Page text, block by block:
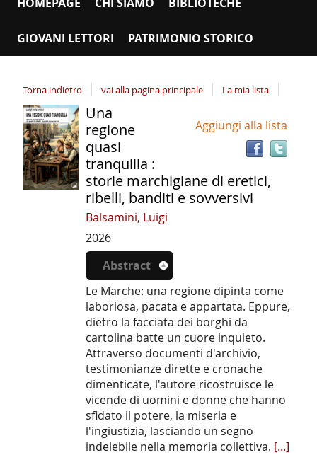
GIOVANI LETTORI PATRIMONIO STORICO
Torna indietro vai alla pagina principale La mia lista
Dettaglio
del
documento
Aggiungi alla lista
Una
regione
quasi
tranquilla :
storie marchigiane di eretici,
ribelli, banditi e sovversivi
Balsamini, Luigi
2026
Abstract
Le Marche: una regione dipinta come
laboriosa, pacata e appartata. Eppure,
dietro la facciata dei borghi da
cartolina batte un cuore inquieto.
Attraverso documenti d'archivio,
testimonianze dirette e cronache
dimenticate, l'autore ricostruisce le
vicende di uomini e donne che hanno
sfidato il potere, la miseria e
l'ingiustizia, lasciando un segno
indelebile nella memoria collettiva. [...]